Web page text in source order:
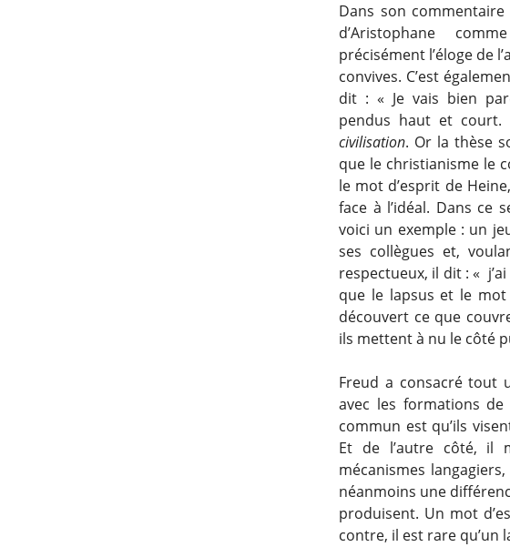
Dans son
d’Aristophane
précisément l’éloge de
convives. C’est
dit : « Je vais bien
pendus haut et court.
civilisation. Or la thèse
que le christianisme le
le mot d’esprit de
face à l’idéal. Dans ce
voici un exemple : un
ses collègues et,
respectueux, il dit : «
que le lapsus et le mot
découvert ce que
ils mettent à nu le côté
Freud a consacré tout
avec les formations de
commun est qu’ils
Et de l’autre côté, il
mécanismes
néanmoins une
produisent. Un mot
contre, il est rare qu’un